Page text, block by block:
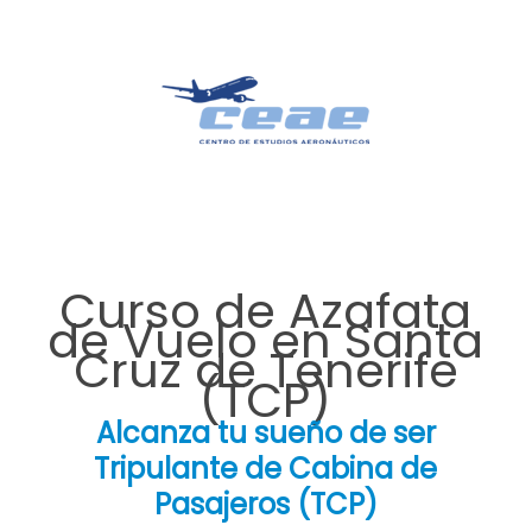
Curso de Azafata
de Vuelo en Santa
Cruz de Tenerife
(TCP)
Alcanza tu sueño de ser
Tripulante de Cabina de
Pasajeros (TCP)